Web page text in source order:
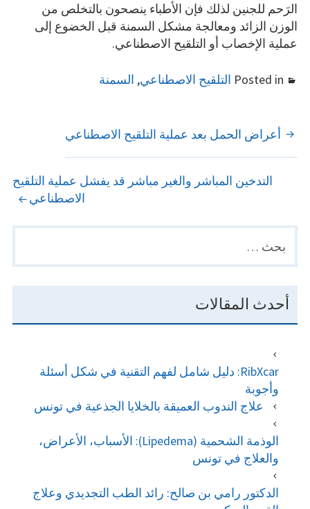
الرَحم للجنين لذلك فإن الأطباء ينصحون بالتخلص من
الوزن الزائد ومعالجة مشكل السمنة قبل الخضوع إلى
عملية الإخصاب أو التلقيح الاصطناعي.
Posted in التلقيح الاصطناعي, السمنة
POST
NAVIGATION
أعراض الحمل بعد عملية التلقيح الاصطناعي
التدخين المباشر والغير مباشر قد يفشل عملية التلقيح
الاصطناعي
SIDEBAR
البحث
عن:
أحدث المقالات
RibXcar: دليل شامل لفهم التقنية في شكل أسئلة
وأجوبة
علاج الندوب العميقة بالخلايا الجذعية في تونس
الوذمة الشحمية (Lipedema): الأسباب، الأعراض،
والعلاج في تونس
الدكتور رامي بن صالح: رائد الطب التجديدي وعلاج